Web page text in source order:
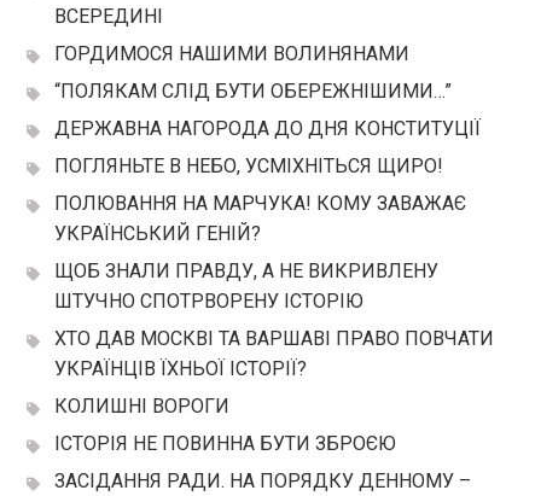
ВСЕРЕДИНІ
ГОРДИМОСЯ НАШИМИ ВОЛИНЯНАМИ
“ПОЛЯКАМ СЛІД БУТИ ОБЕРЕЖНІШИМИ…”
ДЕРЖАВНА НАГОРОДА ДО ДНЯ КОНСТИТУЦІЇ
ПОГЛЯНЬТЕ В НЕБО, УСМІХНІТЬСЯ ЩИРО!
ПОЛЮВАННЯ НА МАРЧУКА! КОМУ ЗАВАЖАЄ
УКРАЇНСЬКИЙ ГЕНІЙ?
ЩОБ ЗНАЛИ ПРАВДУ, А НЕ ВИКРИВЛЕНУ
ШТУЧНО СПОТРВОРЕНУ ІСТОРІЮ
ХТО ДАВ МОСКВІ ТА ВАРШАВІ ПРАВО ПОВЧАТИ
УКРАЇНЦІВ ЇХНЬОЇ ІСТОРІЇ?
КОЛИШНІ ВОРОГИ
ІСТОРІЯ НЕ ПОВИННА БУТИ ЗБРОЄЮ
ЗАСІДАННЯ РАДИ. НА ПОРЯДКУ ДЕННОМУ –